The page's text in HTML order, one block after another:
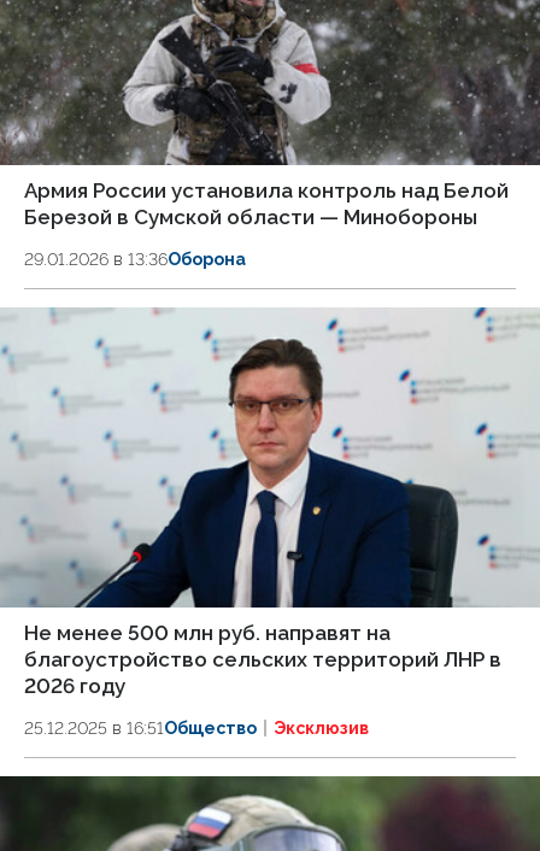
Армия России установила контроль над Белой
Березой в Сумской области — Минобороны
29.01.2026 в 13:36Оборона
Не менее 500 млн руб. направят на
благоустройство сельских территорий ЛНР в
2026 году
25.12.2025 в 16:51Общество Эксклюзив